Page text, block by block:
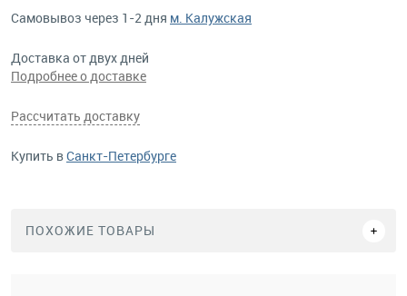
Самовывоз через 1-2 дня м. Калужская
Доставка от двух дней
Подробнее о доставке
Рассчитать доставку
Купить вСанкт-Петербурге
ПОХОЖИЕ ТОВАРЫ